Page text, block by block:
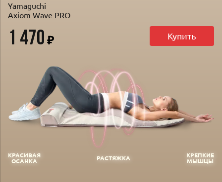
Yamaguchi
Axiom Wave PRO
1 470 Купить
КРАСИВАЯ
ОСАНКА
РАСТЯЖКА
КРЕПКИЕ
МЫШЦЫ